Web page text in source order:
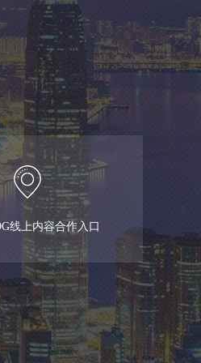
线上内容合作入口